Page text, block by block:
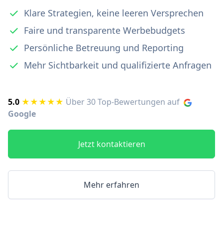
Klare Strategien, keine leeren Versprechen
Faire und transparente Werbebudgets
Persönliche Betreuung und Reporting
Mehr Sichtbarkeit und qualifizierte Anfragen
5.0 ★★★★★ Über 30 Top-Bewertungen auf
Google
Jetzt kontaktieren
Mehr erfahren